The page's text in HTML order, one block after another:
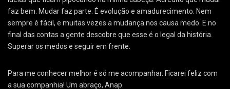
faz bem. Mudar faz parte. É evolução e amadurecimento. Nem
sempre é fácil, e muitas vezes a mudança nos causa medo. E no
final das contas a gente descobre que esse é o legal da história.
Superar os medos e seguir em frente.
Para me conhecer melhor é só me acompanhar. Ficarei feliz com
a sua companhia! Um abraço, Anap.